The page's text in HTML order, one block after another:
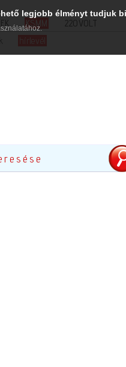
KSMM
220VOLT
hírlevél
legjobb élményt tudjuk